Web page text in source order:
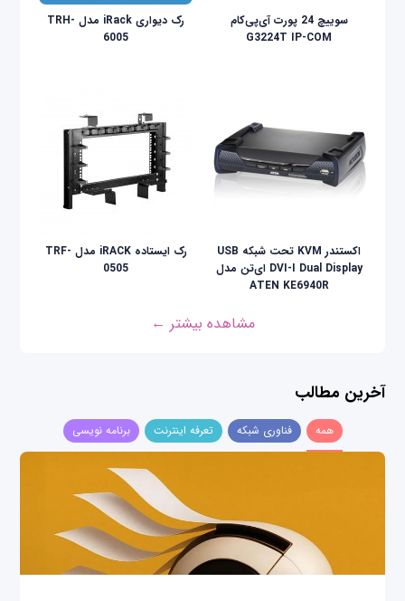
سوییچ 24 پورت آی‌پی‌کام
G3224T IP-COM
رک دیواری iRack مدل TRH-
6005
اکستندر KVM تحت شبکه USB
DVI-I Dual Display ای‌تن مدل
ATEN KE6940R
رک ایستاده iRACK مدل TRF-
0505
مشاهده بیشتر ←
آخرین مطالب
همه فناوری شبکه تعرفه اینترنت برنامه نویسی